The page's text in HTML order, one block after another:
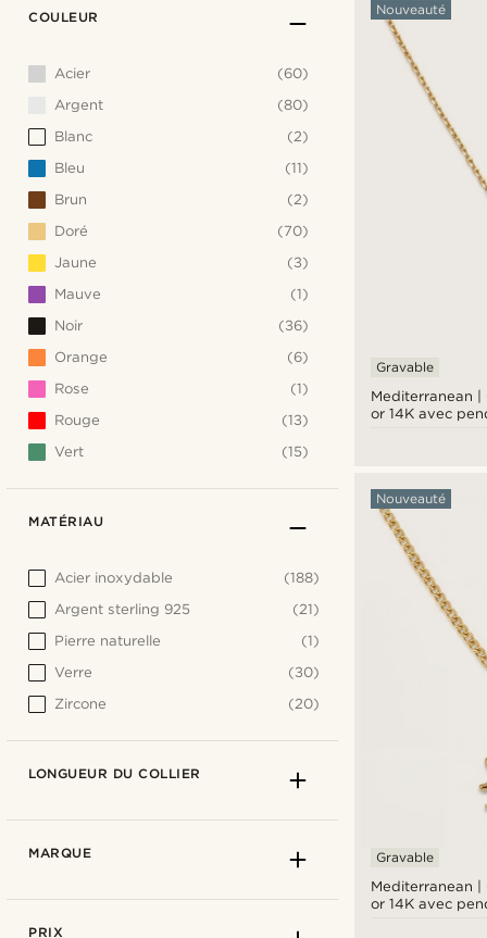
Mediterranean |
or 14K avec
Nouveauté
Gravable
Mediterranean |
or 14K avec
Nouveauté
Gravable
COULEUR
Acier
(60)
Argent
(80)
Blanc
(2)
Bleu
(11)
Brun
(2)
Doré
(70)
Jaune
(3)
Mauve
(1)
Noir
(36)
Orange
(6)
Rose
(1)
Rouge
(13)
Vert
(15)
MATÉRIAU
Acier inoxydable
(188)
Argent sterling 925
(21)
Pierre naturelle
(1)
Verre
(30)
Zircone
(20)
LONGUEUR DU COLLIER
MARQUE
PRIX